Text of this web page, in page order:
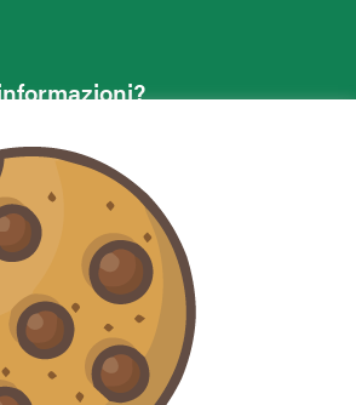
assistenza, lasciare un
informazioni?